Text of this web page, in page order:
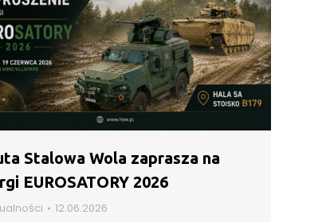
Stalowa Wola zaprasza na
EUROSATORY 2026
12.06.2026